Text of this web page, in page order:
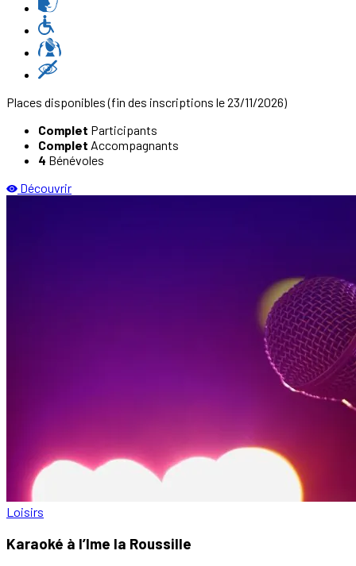
Places disponibles(fin des inscriptions le 23/11/2026)
Complet Participants
Complet Accompagnants
4 Bénévoles
Découvrir
Loisirs
Karaoké à l’Ime la Roussille